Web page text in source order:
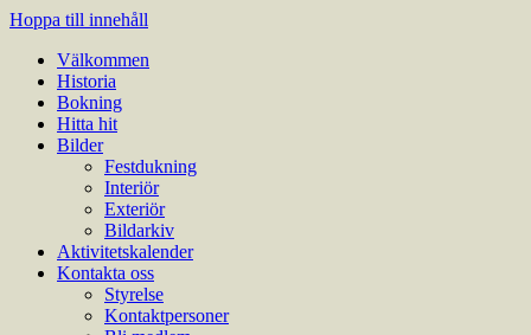
Hoppa till innehåll
Gustav Adolfs Bygdegård
En modern samlingslokal lämplig till bröllop, födelsedagsfester,
Välkommen
Historia
Bokning
Hitta hit
Bilder
Festdukning
Interiör
Exteriör
Bildarkiv
Aktivitetskalender
Kontakta oss
Styrelse
Kontaktpersoner